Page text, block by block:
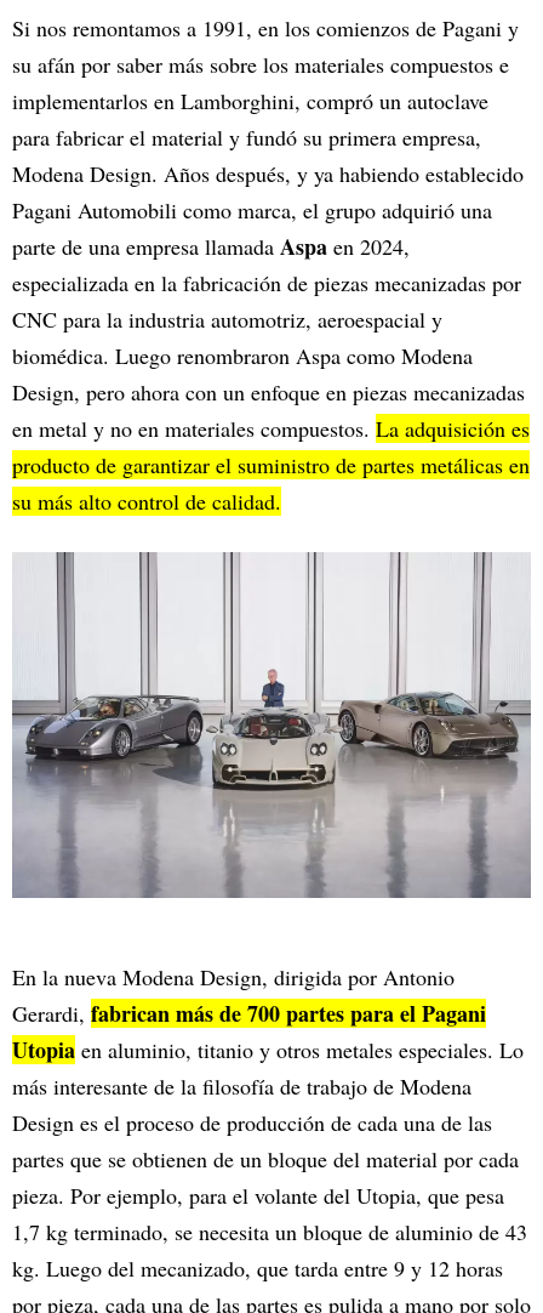
Si nos remontamos a 1991, en los comienzos de Pagani y
su afán por saber más sobre los materiales compuestos e
implementarlos en Lamborghini, compró un autoclave
para fabricar el material y fundó su primera empresa,
Modena Design. Años después, y ya habiendo establecido
Pagani Automobili como marca, el grupo adquirió una
parte de una empresa llamada Aspa en 2024,
especializada en la fabricación de piezas mecanizadas por
CNC para la industria automotriz, aeroespacial y
biomédica. Luego renombraron Aspa como Modena
Design, pero ahora con un enfoque en piezas mecanizadas
en metal y no en materiales compuestos. La adquisición es
producto de garantizar el suministro de partes metálicas en
su más alto control de calidad.
En la nueva Modena Design, dirigida por Antonio
Gerardi, fabrican más de 700 partes para el Pagani
Utopia en aluminio, titanio y otros metales especiales. Lo
más interesante de la filosofía de trabajo de Modena
Design es el proceso de producción de cada una de las
partes que se obtienen de un bloque del material por cada
pieza. Por ejemplo, para el volante del Utopia, que pesa
1,7 kg terminado, se necesita un bloque de aluminio de 43
kg. Luego del mecanizado, que tarda entre 9 y 12 horas
por pieza, cada una de las partes es pulida a mano por solo